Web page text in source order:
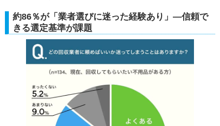
約86％が「業者選びに迷った経験あり」―信頼で
きる選定基準が課題